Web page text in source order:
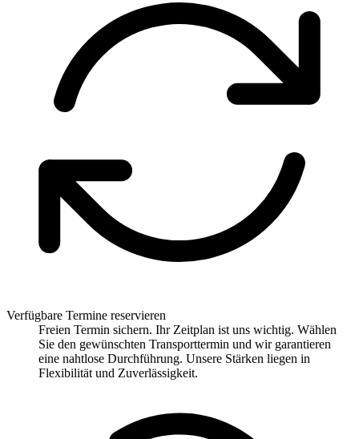
Verfügbare Termine reservieren
Freien Termin sichern. Ihr Zeitplan ist uns wichtig. Wählen
Sie den gewünschten Transporttermin und wir garantieren
eine nahtlose Durchführung. Unsere Stärken liegen in
Flexibilität und Zuverlässigkeit.